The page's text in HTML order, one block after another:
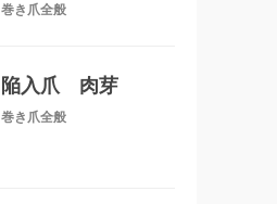
巻き爪全般
陥入爪 肉芽
巻き爪全般